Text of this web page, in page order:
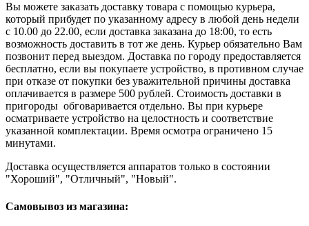
Вы можете заказать доставку товара с помощью курьера,
который прибудет по указанному адресу в любой день недели
с 10.00 до 22.00, если доставка заказана до 18:00, то есть
возможность доставить в тот же день. Курьер обязательно Вам
позвонит перед выездом. Доставка по городу предоставляется
бесплатно, если вы покупаете устройство, в противном случае
при отказе от покупки без уважительной причины доставка
оплачивается в размере 500 рублей. Стоимость доставки в
пригороды обговаривается отдельно. Вы при курьере
осматриваете устройство на целостность и соответствие
указанной комплектации. Время осмотра ограничено 15
минутами.
Доставка осуществляется аппаратов только в состоянии
"Хороший", "Отличный", "Новый".
Самовывоз из магазина: